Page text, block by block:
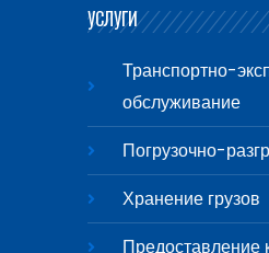
УСЛУГИ
Транспортно-
обслуживание
Погрузочно-
Хранение грузов
Предоставление